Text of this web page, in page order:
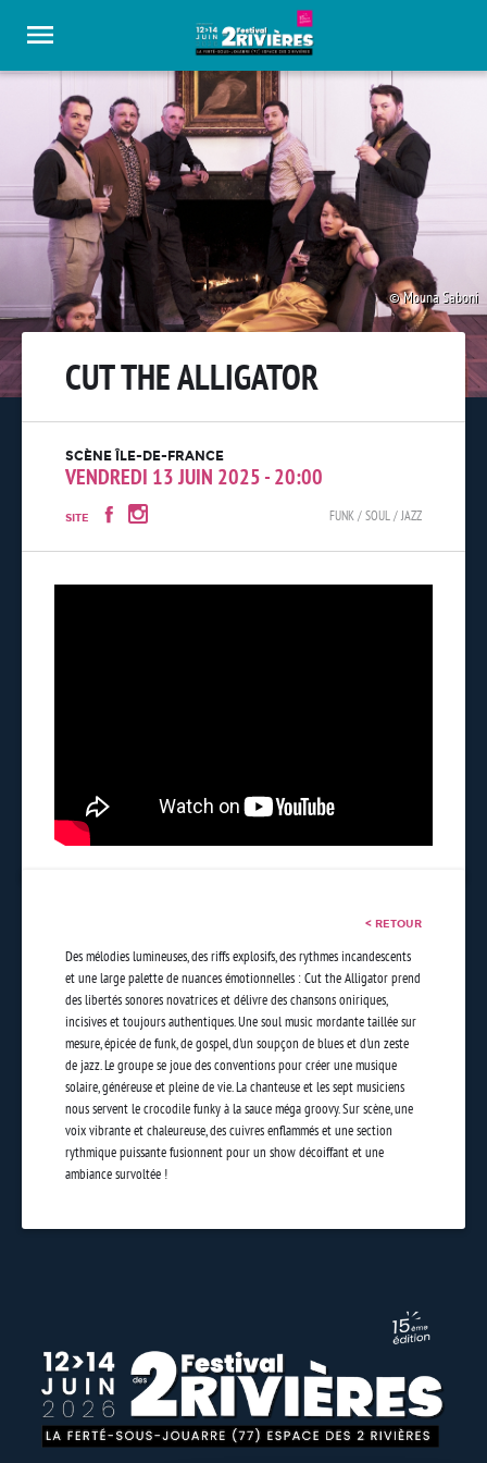
Mouna Saboni
CUT THE ALLIGATOR
SCÈNE ÎLE-DE-FRANCE
VENDREDI 13 JUIN 2025 - 20:00
FUNK / SOUL / JAZZ
SITE
< RETOUR
Des mélodies lumineuses, des riffs explosifs, des rythmes incandescents
et une large palette de nuances émotionnelles : Cut the Alligator prend
des libertés sonores novatrices et délivre des chansons oniriques,
incisives et toujours authentiques. Une soul music mordante taillée sur
mesure, épicée de funk, de gospel, d'un soupçon de blues et d'un zeste
de jazz. Le groupe se joue des conventions pour créer une musique
solaire, généreuse et pleine de vie. La chanteuse et les sept musiciens
nous servent le crocodile funky à la sauce méga groovy. Sur scène, une
voix vibrante et chaleureuse, des cuivres enflammés et une section
rythmique puissante fusionnent pour un show décoiffant et une
ambiance survoltée !